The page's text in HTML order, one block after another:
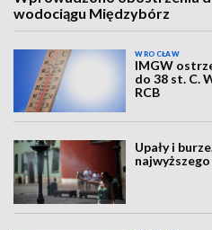
wodociągu Międzybórz
WROCŁAW
IMGW
do 38 st. C.
RCB
Upały i